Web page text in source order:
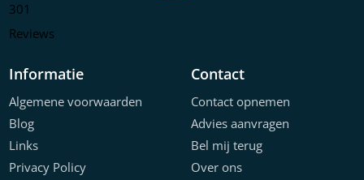
301
Reviews
Informatie
Algemene voorwaarden
Blog
Links
Privacy Policy
Contact
Contact opnemen
Advies aanvragen
Bel mij terug
Over ons